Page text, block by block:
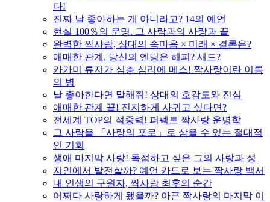
다!
진짜 날 좋아하는 게 아니라고? 14의 예언
현실 100％의 운명. 그 사람과의 사랑과 끝
완벽한 짝사랑, 상대의 속마음 × 미래 × 결론은?
애매한 관계, 당신의 엔딩은 해피? 새드?
카가미 류지가 심층 심리에 메스! 짝사랑이란 이름
의 병
날 좋아한다면 말해줘! 상대의 호감도와 진심
애매한 관계 끝! 진지하게 사귀고 싶다면?
전세계 TOP의 적중력! 퍼펙트 짝사랑 운명학
그 사람을 「사랑의 포로」로 삼을 수 있는 절대적
인 기회
생애 마지막 사랑! 독점하고 싶은 그의 사랑과 성
지인에서 발전할까? 예언 카드로 보는 짝사랑 백서
내 인생의 구원자, 짝사랑 최후의 순간
어쩌다 사랑하게 됐을까? 아픈 짝사랑의 마지막 이